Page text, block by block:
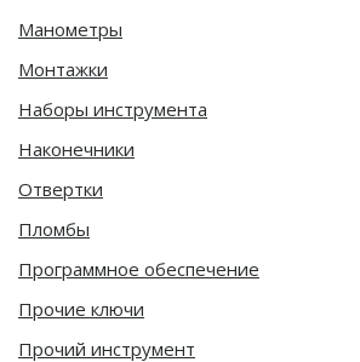
Манометры
Монтажки
Наборы инструмента
Наконечники
Отвертки
Пломбы
Программное обеспечение
Прочие ключи
Прочий инструмент